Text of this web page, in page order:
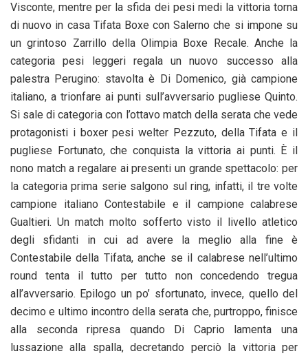
Visconte, mentre per la sfida dei pesi medi la vittoria torna
di nuovo in casa Tifata Boxe con Salerno che si impone su
un grintoso Zarrillo della Olimpia Boxe Recale. Anche la
categoria pesi leggeri regala un nuovo successo alla
palestra Perugino: stavolta è Di Domenico, già campione
italiano, a trionfare ai punti sull’avversario pugliese Quinto.
Si sale di categoria con l’ottavo match della serata che vede
protagonisti i boxer pesi welter Pezzuto, della Tifata e il
pugliese Fortunato, che conquista la vittoria ai punti. È il
nono match a regalare ai presenti un grande spettacolo: per
la categoria prima serie salgono sul ring, infatti, il tre volte
campione italiano Contestabile e il campione calabrese
Gualtieri. Un match molto sofferto visto il livello atletico
degli sfidanti in cui ad avere la meglio alla fine è
Contestabile della Tifata, anche se il calabrese nell’ultimo
round tenta il tutto per tutto non concedendo tregua
all’avversario. Epilogo un po’ sfortunato, invece, quello del
decimo e ultimo incontro della serata che, purtroppo, finisce
alla seconda ripresa quando Di Caprio lamenta una
lussazione alla spalla, decretando perciò la vittoria per